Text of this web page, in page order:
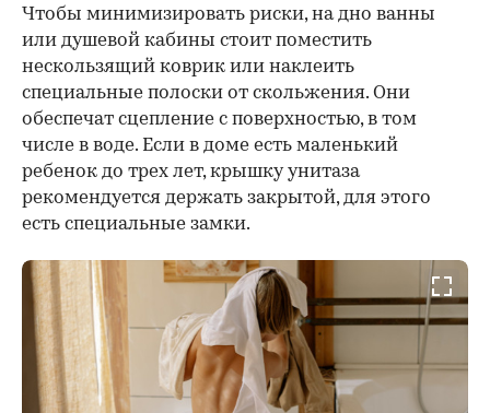
Чтобы минимизировать риски, на дно ванны
или душевой кабины стоит поместить
нескользящий коврик или наклеить
специальные полоски от скольжения. Они
обеспечат сцепление с поверхностью, в том
числе в воде. Если в доме есть маленький
ребенок до трех лет, крышку унитаза
рекомендуется держать закрытой, для этого
есть специальные замки.